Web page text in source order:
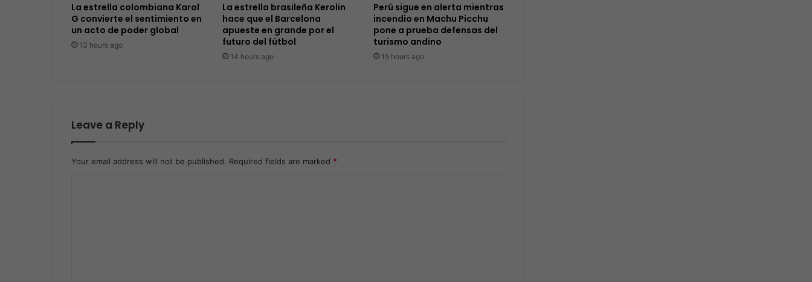
La estrella colombiana Karol
G convierte el sentimiento en
un acto de poder global
13 hours ago
La estrella brasileña Kerolin
hace que el Barcelona
apueste en grande por el
futuro del fútbol
14 hours ago
Perú sigue en alerta mientras
incendio en Machu Picchu
pone a prueba defensas del
turismo andino
15 hours ago
Leave a Reply
Your email address will not be published. Required fields are marked *